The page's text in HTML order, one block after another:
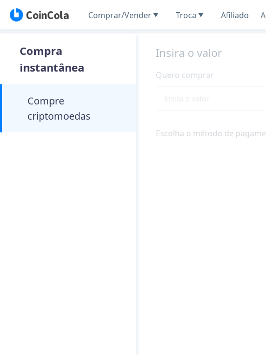
Comprar/Vender Troca Afiliado
Compra
instantânea
Compre
criptomoedas
Insira o valor
Quero comprar
Escolha o método de